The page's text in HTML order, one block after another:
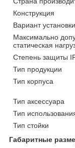
Конструкция
Вариант установки
Максимально
статическая
Степень защиты
Тип продукции
Тип корпуса
Тип аксессуара
Тип
Тип стойки
Габаритные